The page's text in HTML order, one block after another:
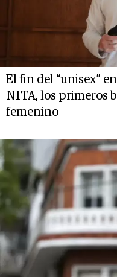
El fin del “unisex”
NITA, los primeros
femenino